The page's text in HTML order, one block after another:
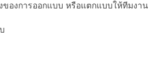
ของการออกแบบ หรือแตกแบบให้ทีมงาน